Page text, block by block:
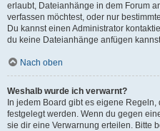
erlaubt, Dateianhänge in dem Forum
verfassen möchtest, oder nur
Du kannst einen Administrator
du keine Dateianhänge anfügen
Nach oben
Weshalb wurde ich verwarnt?
In jedem Board gibt es eigene
festgelegt werden. Wenn du gegen
sie dir eine Verwarnung erteilen. Bitte